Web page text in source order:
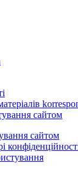
сайтом
сайтом